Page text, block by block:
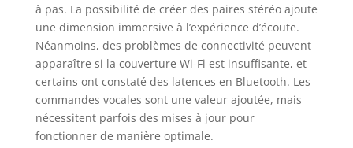
à pas. La possibilité de créer des paires stéréo ajoute
une dimension immersive à l’expérience d’écoute.
Néanmoins, des problèmes de connectivité peuvent
apparaître si la couverture Wi-Fi est insuffisante, et
certains ont constaté des latences en Bluetooth. Les
commandes vocales sont une valeur ajoutée, mais
nécessitent parfois des mises à jour pour
fonctionner de manière optimale.